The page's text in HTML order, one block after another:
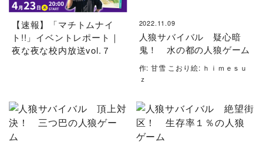
【速報】「マチトムナイ
ト!!」イベントレポート｜
夜な夜な校内放送vol.７
2022.11.09
人狼サバイバル 疑心暗
鬼！ 水の都の人狼ゲーム
作: 甘雪 こおり絵: ｈｉｍｅｓｕ
ｚ